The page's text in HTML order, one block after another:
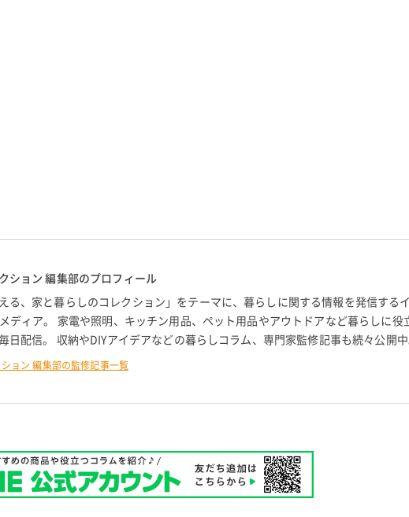
ション 編集部のプロフィール
える、家と暮らしのコレクション」をテーマに、暮らしに関する情報を発信する
ディア。 家電や照明、キッチン用品、ペット用品やアウトドアなど暮らしに役
日配信。 収納やDIYアイデアなどの暮らしコラム、専門家監修記事も続々公開中
ョン 編集部の監修記事一覧